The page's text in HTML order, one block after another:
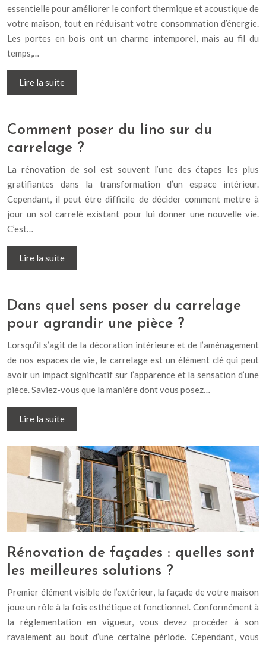
essentielle pour améliorer le confort thermique et acoustique de
votre maison, tout en réduisant votre consommation d’énergie.
Les portes en bois ont un charme intemporel, mais au fil du
temps,…
Lire la suite
Comment poser du lino sur du
carrelage ?
La rénovation de sol est souvent l’une des étapes les plus
gratifiantes dans la transformation d’un espace intérieur.
Cependant, il peut être difficile de décider comment mettre à
jour un sol carrelé existant pour lui donner une nouvelle vie.
C’est…
Lire la suite
Dans quel sens poser du carrelage
pour agrandir une pièce ?
Lorsqu’il s’agit de la décoration intérieure et de l’aménagement
de nos espaces de vie, le carrelage est un élément clé qui peut
avoir un impact significatif sur l’apparence et la sensation d’une
pièce. Saviez-vous que la manière dont vous posez…
Lire la suite
Rénovation de façades : quelles sont
les meilleures solutions ?
Premier élément visible de l’extérieur, la façade de votre maison
joue un rôle à la fois esthétique et fonctionnel. Conformément à
la règlementation en vigueur, vous devez procéder à son
ravalement au bout d’une certaine période. Cependant, vous